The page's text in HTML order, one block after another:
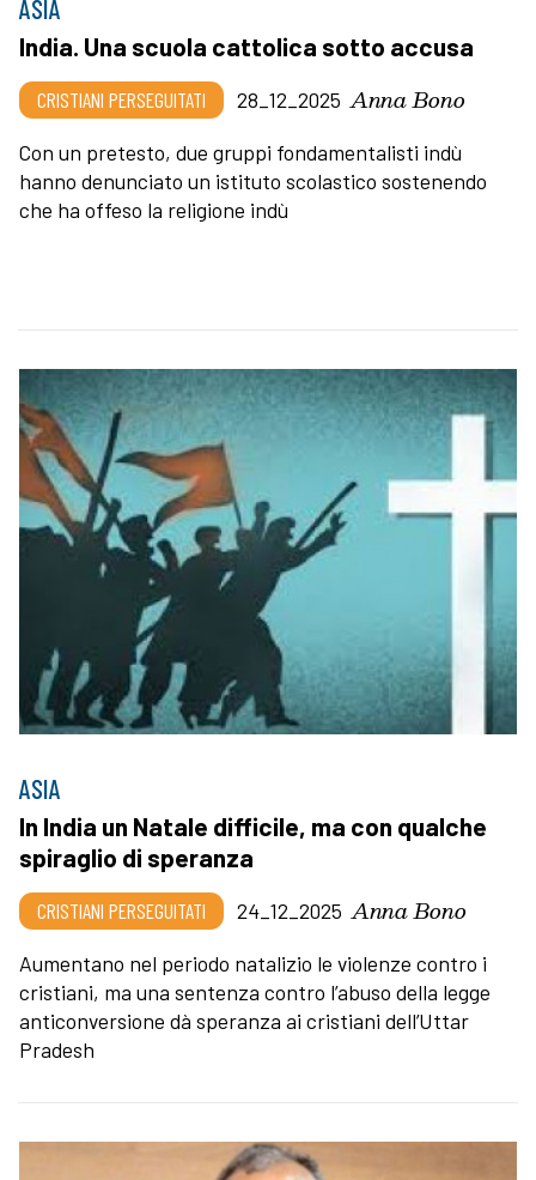
ASIA
India. Una scuola cattolica sotto accusa
CRISTIANI PERSEGUITATI 28_12_2025 Anna Bono
Con un pretesto, due gruppi fondamentalisti indù
hanno denunciato un istituto scolastico sostenendo
che ha offeso la religione indù
ASIA
In India un Natale difficile, ma con qualche
spiraglio di speranza
CRISTIANI PERSEGUITATI 24_12_2025 Anna Bono
Aumentano nel periodo natalizio le violenze contro i
cristiani, ma una sentenza contro l’abuso della legge
anticonversione dà speranza ai cristiani dell’Uttar
Pradesh